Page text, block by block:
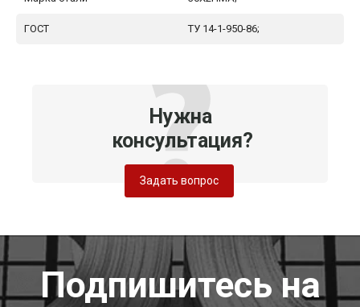
ГОСТ ТУ 14-1-950-86;
Нужна
консультация?
Задать вопрос
Подпишитесь на